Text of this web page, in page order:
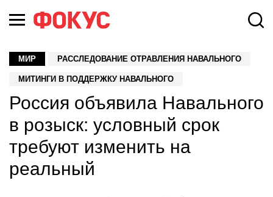
МИР РАССЛЕДОВАНИЕ ОТРАВЛЕНИЯ НАВАЛЬНОГО
МИТИНГИ В ПОДДЕРЖКУ НАВАЛЬНОГО
Россия объявила Навального
в розыск: условный срок
требуют изменить на
реальный